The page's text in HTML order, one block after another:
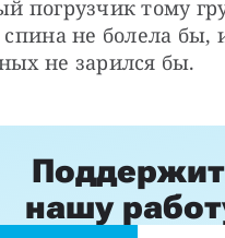
погрузчик тому
не болела бы,
не зарился бы.
нашу